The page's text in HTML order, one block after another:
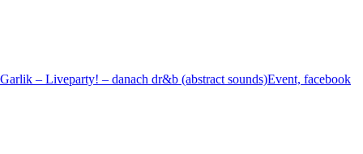
Garlik – Liveparty! – danach dr&b (abstract sounds)Event, facebook